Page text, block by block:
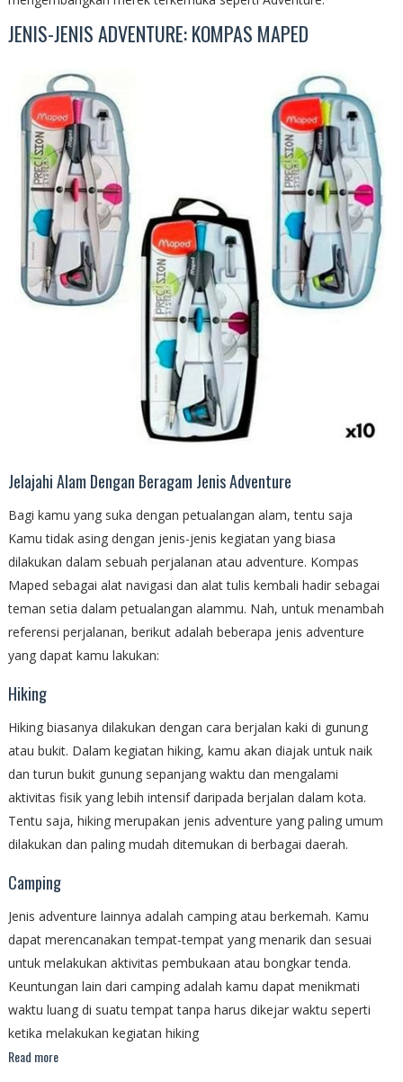
JENIS-JENIS ADVENTURE: KOMPAS MAPED
Jelajahi Alam Dengan Beragam Jenis Adventure
Bagi kamu yang suka dengan petualangan alam, tentu saja
Kamu tidak asing dengan jenis-jenis kegiatan yang biasa
dilakukan dalam sebuah perjalanan atau adventure. Kompas
Maped sebagai alat navigasi dan alat tulis kembali hadir sebagai
teman setia dalam petualangan alammu. Nah, untuk menambah
referensi perjalanan, berikut adalah beberapa jenis adventure
yang dapat kamu lakukan:
Hiking
Hiking biasanya dilakukan dengan cara berjalan kaki di gunung
atau bukit. Dalam kegiatan hiking, kamu akan diajak untuk naik
dan turun bukit gunung sepanjang waktu dan mengalami
aktivitas fisik yang lebih intensif daripada berjalan dalam kota.
Tentu saja, hiking merupakan jenis adventure yang paling umum
dilakukan dan paling mudah ditemukan di berbagai daerah.
Camping
Jenis adventure lainnya adalah camping atau berkemah. Kamu
dapat merencanakan tempat-tempat yang menarik dan sesuai
untuk melakukan aktivitas pembukaan atau bongkar tenda.
Keuntungan lain dari camping adalah kamu dapat menikmati
waktu luang di suatu tempat tanpa harus dikejar waktu seperti
ketika melakukan kegiatan hiking
Read more